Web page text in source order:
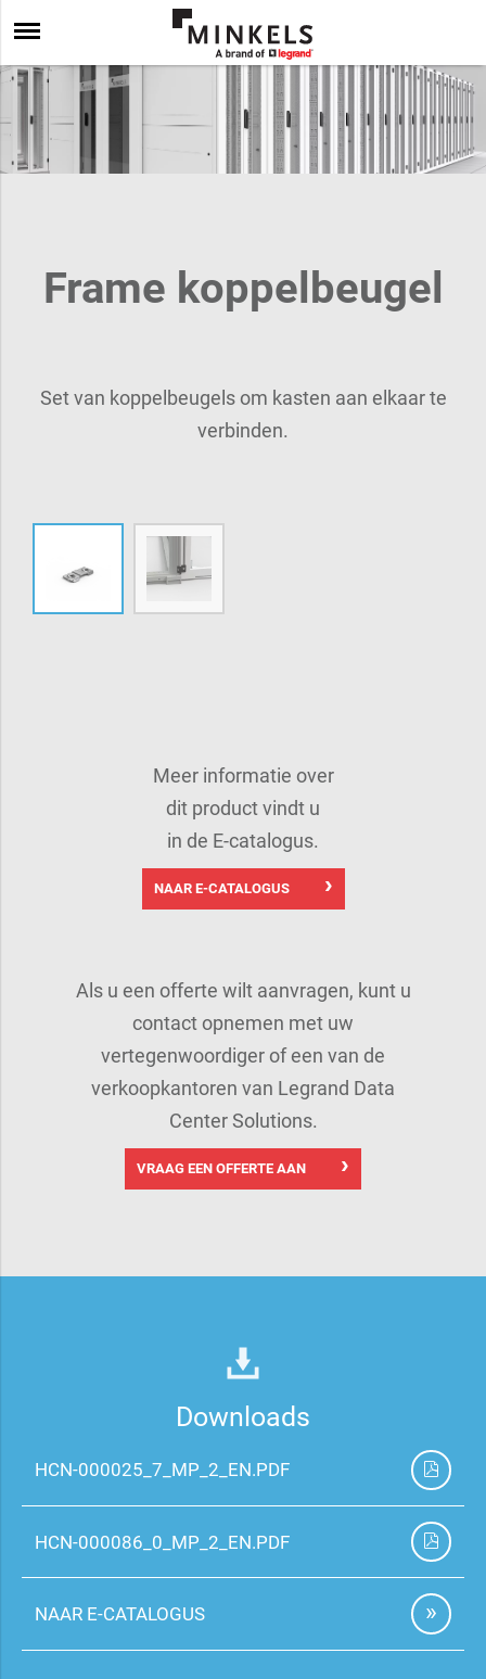
Frame koppelbeugel
Set van koppelbeugels om kasten aan elkaar te
verbinden.
Meer informatie over
dit product vindt u
in de E-catalogus.
NAAR E-CATALOGUS
Als u een offerte wilt aanvragen, kunt u
contact opnemen met uw
vertegenwoordiger of een van de
verkoopkantoren van Legrand Data
Center Solutions.
VRAAG EEN OFFERTE AAN
Downloads
HCN-000025_7_MP_2_EN.PDF
HCN-000086_0_MP_2_EN.PDF
NAAR E-CATALOGUS